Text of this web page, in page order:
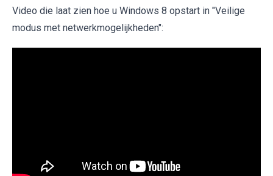
Video die laat zien hoe u Windows 8 opstart in "Veilige
modus met netwerkmogelijkheden":